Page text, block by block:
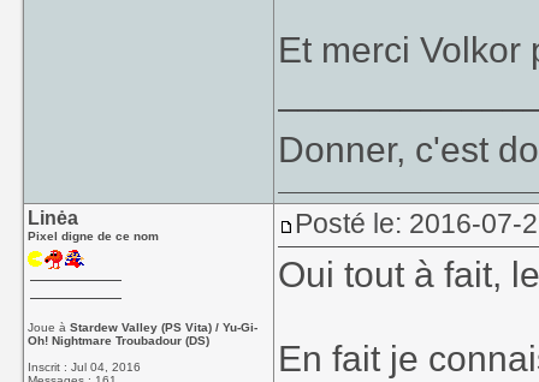
Et merci Volkor
Donner, c'est
Linėa
Pixel digne de ce nom
Joue àStardew Valley (PS Vita) / Yu-Gi-
Oh! Nightmare Troubadour (DS)
Inscrit : Jul 04, 2016
Posté le: 2016-07-
Oui tout à fait,
En fait je